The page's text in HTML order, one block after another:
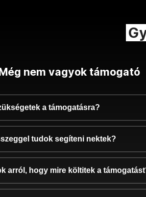
nem vagyok támogató
a támogatásra?
tudok segíteni nektek?
arról, hogy mire költitek a